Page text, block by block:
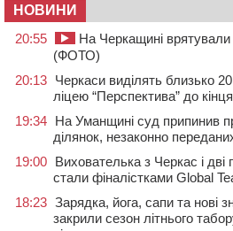
НОВИНИ
20:55
На Черкащині врятували
(ФОТО)
20:13 Черкаси виділять близько
ліцею “Перспектива” до
19:34 На Уманщині суд припинив
ділянок, незаконно
19:00 Вихователька з Черкас і дві
стали фіналістками Global
18:23 Зарядка, йога, сапи та нові
закрили сезон літнього